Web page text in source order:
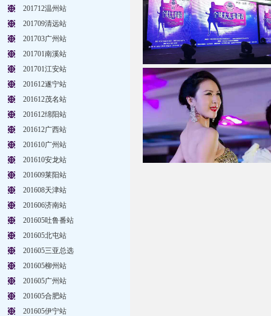
201712温州站
201709清远站
201703广州站
201701南溪站
201701江安站
201612遂宁站
201612茂名站
201612绵阳站
201612广西站
201610广州站
201610安龙站
201609莱阳站
201608天津站
201606济南站
201605吐鲁番站
201605北屯站
201605三亚总选
201605柳州站
201605广州站
201605合肥站
201605伊宁站